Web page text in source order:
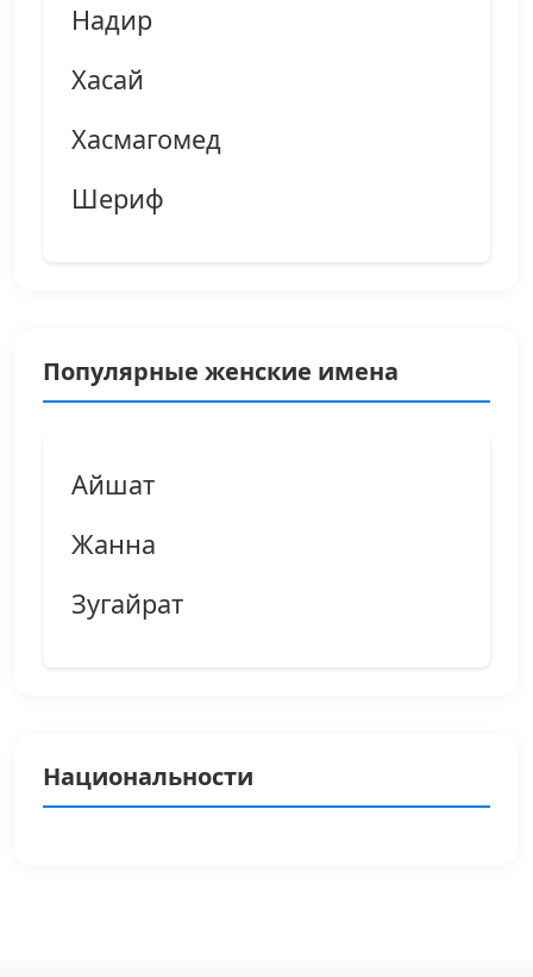
Надир
Хасай
Хасмагомед
Шериф
Популярные женские имена
Айшат
Жанна
Зугайрат
Национальности